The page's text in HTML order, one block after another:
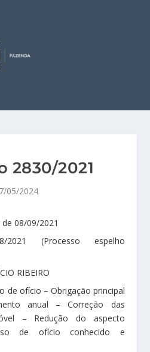
2830/2021
05/2024
de 08/09/2021
2021 (Processo espelho
RIBEIRO
de ofício – Obrigação principal
anual – Correção das
– Redução do aspecto
de ofício conhecido e